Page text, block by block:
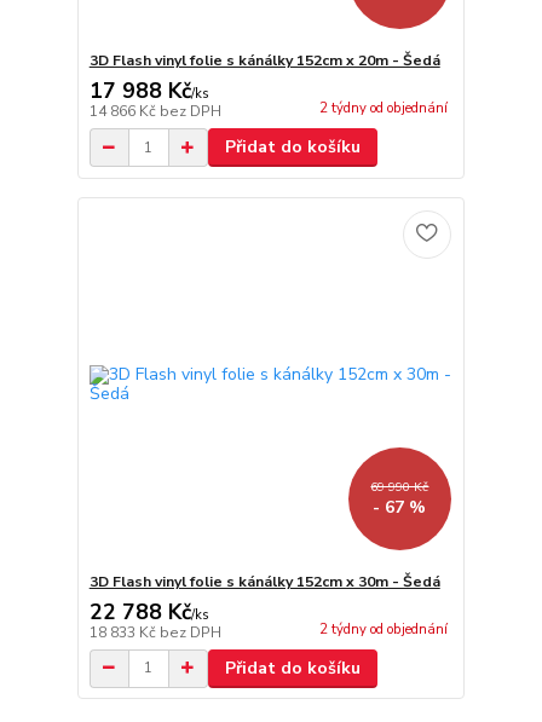
3D Flash vinyl folie s kánálky 152cm x 20m - Šedá
17 988 Kč/ks
14 866 Kč bez DPH 2 týdny od objednání
Přidat do košíku
69 990 Kč
- 67 %
3D Flash vinyl folie s kánálky 152cm x 30m - Šedá
22 788 Kč/ks
18 833 Kč bez DPH 2 týdny od objednání
Přidat do košíku